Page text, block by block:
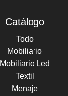
Catálogo
Todo
Mobiliario
Mobiliario Led
Textil
Menaje